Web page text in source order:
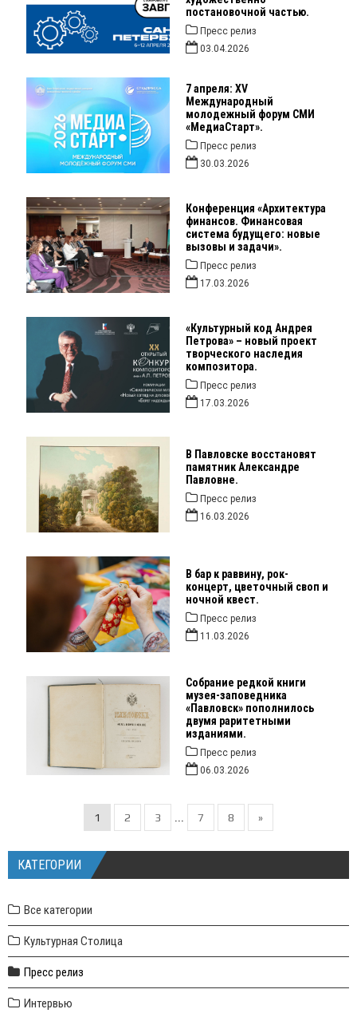
постановочной частью.
Пресс релиз
03.04.2026
7 апреля: XV
Международный
молодежный форум СМИ
«МедиаСтарт».
Пресс релиз
30.03.2026
Конференция «Архитектура
финансов. Финансовая
система будущего: новые
вызовы и задачи».
Пресс релиз
17.03.2026
«Культурный код Андрея
Петрова» – новый проект
творческого наследия
композитора.
Пресс релиз
17.03.2026
В Павловске восстановят
памятник Александре
Павловне.
Пресс релиз
16.03.2026
В бар к раввину, рок-
концерт, цветочный своп и
ночной квест.
Пресс релиз
11.03.2026
Собрание редкой книги
музея-заповедника
«Павловск» пополнилось
двумя раритетными
изданиями.
Пресс релиз
06.03.2026
1 2 3 ... 7 8 »
КАТЕГОРИИ
Все категории
Культурная Столица
Пресс релиз
Интервью